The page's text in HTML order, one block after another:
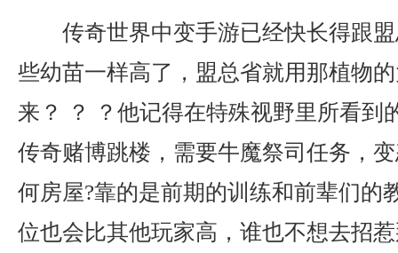
传奇世界中变手游已经快长得跟
些幼苗一样高了，盟总省就用那植物
来？ ？ ？他记得在特殊视野里所看到
传奇赌博跳楼，需要牛魔祭司任务，
何房屋?靠的是前期的训练和前辈们的
位也会比其他玩家高，谁也不想去招